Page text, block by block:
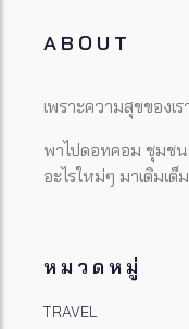
ABOUT
เพราะความสุขของเ
พาไปดอทคอม ชุมชน
อะไรใหม่ๆ มาเติมเ
หมวดหมู่
TRAVEL